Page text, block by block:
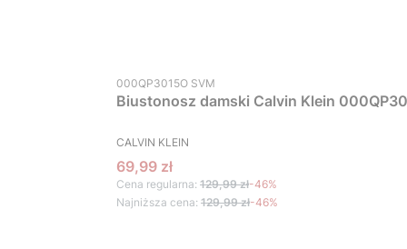
Kod produktu
000QP3015O SVM
Biustonosz damski Calvin Klein
PRODUCENT
CALVIN KLEIN
Cena promocyjna
69,99 zł
Cena regularna: 129,99 zł-46%
Najniższa cena: 129,99 zł-46%